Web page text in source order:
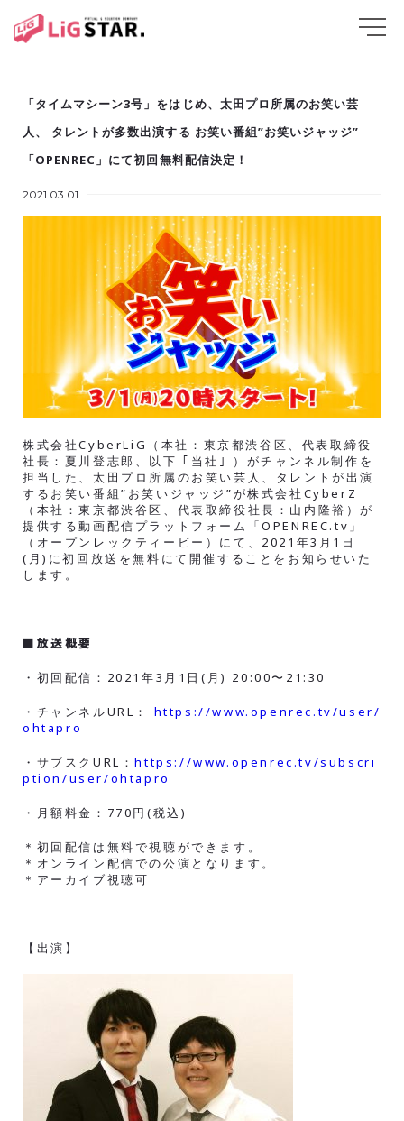
「タイムマシーン3号」をはじめ、太田プロ所属のお笑い芸
人、 タレントが多数出演する お笑い番組”お笑いジャッジ”
「OPENREC」にて初回無料配信決定！
2021.03.01
株式会社CyberLiG（本社：東京都渋谷区、代表取締役
社長：夏川登志郎、以下 ｢当社｣ ）がチャンネル制作を
担当した、太田プロ所属のお笑い芸人、タレントが出演
するお笑い番組”お笑いジャッジ”が株式会社CyberZ
（本社：東京都渋谷区、代表取締役社長：山内隆裕）が
提供する動画配信プラットフォーム「OPENREC.tv」
（オープンレックティービー）にて、2021年3月1日
(月)に初回放送を無料にて開催することをお知らせいた
します。
■放送概要
・初回配信：2021年3月1日(月) 20:00〜21:30
・チャンネルURL： https://www.openrec.tv/user/
ohtapro
・サブスクURL：https://www.openrec.tv/subscri
ption/user/ohtapro
・月額料金：770円(税込)
＊初回配信は無料で視聴ができます。
＊オンライン配信での公演となります。
＊アーカイブ視聴可
【出演】